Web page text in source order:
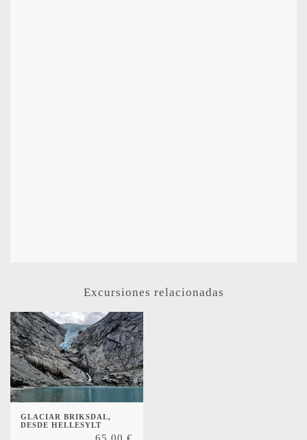
Excursiones relacionadas
GLACIAR BRIKSDAL,
DESDE HELLESYLT
65,00 €